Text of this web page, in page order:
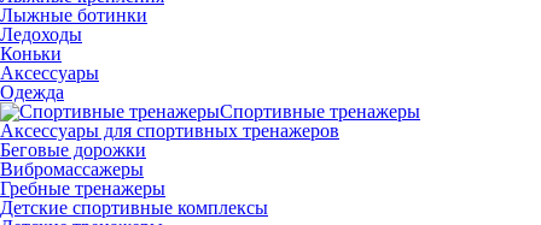
Лыжные ботинки
Ледоходы
Коньки
Аксессуары
Одежда
Спортивные тренажеры
Аксессуары для спортивных тренажеров
Беговые дорожки
Вибромассажеры
Гребные тренажеры
Детские спортивные комплексы